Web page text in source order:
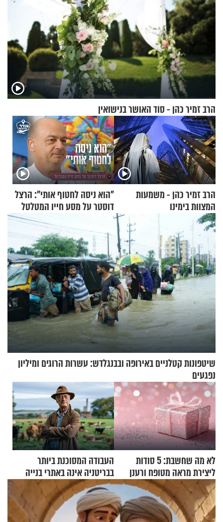
הרב זמיר כהן - סוד האושר בנישואין
הרב זמיר כהן - משמעות
המצוות בימינו
"הוא ניסה לחטוף אותי": הרצל
דוסטר על מסע חייו המטלטל
שיטפונות קטלניים באירופה ובבנגלדש: עשרות הרוגים ומיליון
נפגעים
לא מה שחשבת: 5 סודות
ליצירת מראה מטופח ורענן
העבודה המסוכנת ביותר
בבריטניה אינה באתרי בנייה
אלא דווקא בשדות